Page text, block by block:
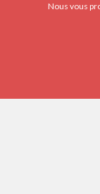
Nous vous